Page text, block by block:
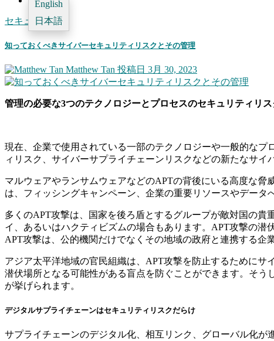
English
日本語
セキュリティ
知っておくべきサイバーセキュリティリスクとその管理
Matthew Tan 投稿日 3月 30, 2023
管理の必要な3つのテクノロジーとプロセスのセキュリティリス
現在、企業で使用されている一部のテクノロジーや一般的な
ィリスク、サイバーサプライチェーンリスクなどの新たなサイ
マルウェアやランサムウェアなどのAPTの背後にいる高度な
は、フィッシングキャンペーン、企業の重要リソースやデータ
多くのAPT攻撃は、国家を後ろ盾とするグループが敵対国の
イ、あるいはハクティビズムの場合もあります。APT攻撃の潜
APT攻撃は、公的機関だけでなくその地域の政府と連携する企
アジア太平洋地域の官民組織は、APT攻撃を防止するために
潜伏場所となる可能性がある盲点を防ぐことができます。そ
が挙げられます。
デジタルサプライチェーンはセキュリティリスクだらけ
サプライチェーンのデジタル化、相互リンク、グローバル化